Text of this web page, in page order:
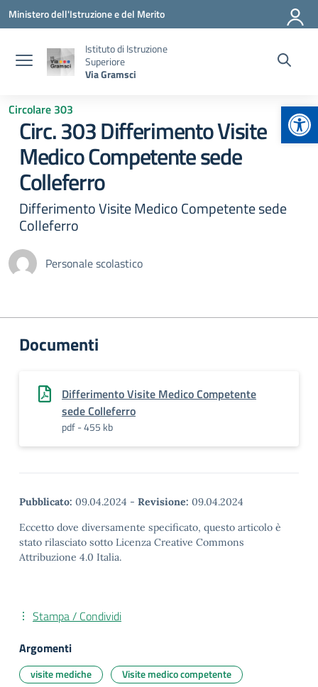
Vai ai contenuti
Vai al menu di navigazione
Vai al footer
Ministero dell'Istruzione e del Merito
Istituto di Istruzione
Superiore
Via Gramsci
Circolare 303
Circ. 303 Differimento Visite
Medico Competente sede
Colleferro
Differimento Visite Medico Competente sede
Colleferro
Personale scolastico
Documenti
Differimento Visite Medico Competente
sede Colleferro
pdf - 455 kb
Pubblicato: 09.04.2024 - Revisione: 09.04.2024
Eccetto dove diversamente specificato, questo articolo è
stato rilasciato sotto Licenza Creative Commons
Attribuzione 4.0 Italia.
Stampa / Condividi
Argomenti
visite mediche Visite medico competente